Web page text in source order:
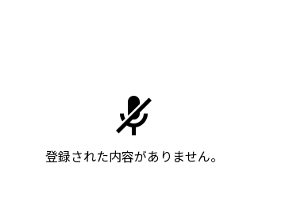
登録された内容がありません。